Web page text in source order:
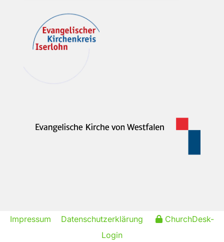
Impressum Datenschutzerklärung
ChurchDesk-
Login